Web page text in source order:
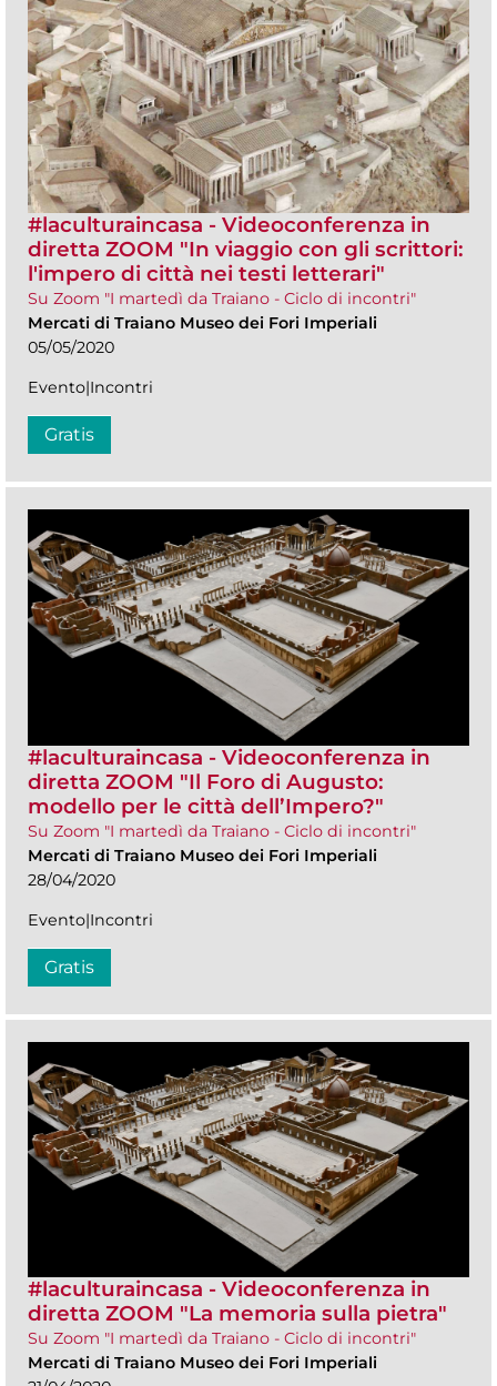
#laculturaincasa - Videoconferenza in
diretta ZOOM​ "In viaggio con gli scrittori:
l'impero di città nei testi letterari"
Su Zoom "I martedì da Traiano - Ciclo di incontri"
Mercati di Traiano Museo dei Fori Imperiali
05/05/2020
Evento|Incontri
Gratis
#laculturaincasa - Videoconferenza in
diretta ZOOM​ "Il Foro di Augusto:
modello per le città dell’Impero?"
Su Zoom "I martedì da Traiano - Ciclo di incontri"
Mercati di Traiano Museo dei Fori Imperiali
28/04/2020
Evento|Incontri
Gratis
#laculturaincasa - Videoconferenza in
diretta ZOOM​ "La memoria sulla pietra"
Su Zoom "I martedì da Traiano - Ciclo di incontri"
Mercati di Traiano Museo dei Fori Imperiali